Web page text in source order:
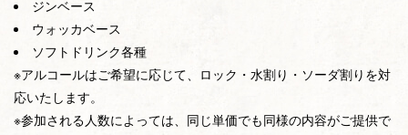
ジンベース
ウォッカベース
ソフトドリンク各種
※アルコールはご希望に応じて、ロック・水割り・ソーダ割りを対
応いたします。
※参加される人数によっては、同じ単価でも同様の内容がご提供で